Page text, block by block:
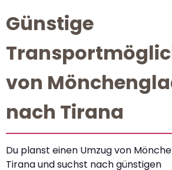
Günstige
von
nach Tirana
Du planst einen Umzug von
Tirana und suchst nach günstigen